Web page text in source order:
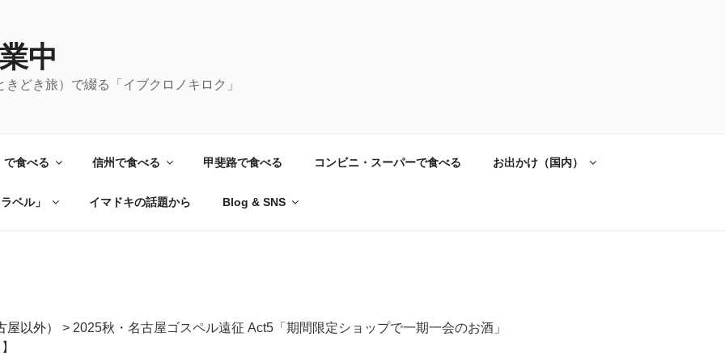
中
どき旅）で綴る「イブクロノキロク」
で食べる 信州で食べる 甲斐路で食べる コンビニ・スーパーで食べる お出かけ（国内）
ベル」 イマドキの話題から Blog & SNS
屋以外） > 2025秋・名古屋ゴスペル遠征 Act5「期間限定ショップで一期一会のお酒」